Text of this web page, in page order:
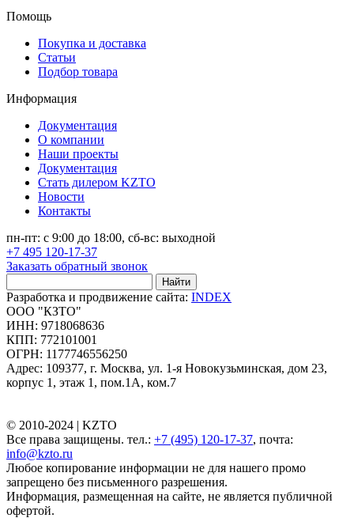
Помощь
Покупка и доставка
Статьи
Подбор товара
Информация
Документация
О компании
Наши проекты
Документация
Стать дилером KZTO
Новости
Контакты
пн-пт: с 9:00 до 18:00, сб-вс: выходной
+7 495 120-17-37
Заказать обратный звонок
Найти
Разработка и продвижение сайта: INDEX
ООО "КЗТО"
ИНН: 9718068636
КПП: 772101001
ОГРН: 1177746556250
Адрес: 109377, г. Москва, ул. 1-я Новокузьминская, дом 23,
корпус 1, этаж 1, пом.1А, ком.7
© 2010-2024 | KZTO
Все права защищены. тел.: +7 (495) 120-17-37, почта:
info@kzto.ru
Любое копирование информации не для нашего промо
запрещено без письменного разрешения.
Информация, размещенная на сайте, не является публичной
офертой.